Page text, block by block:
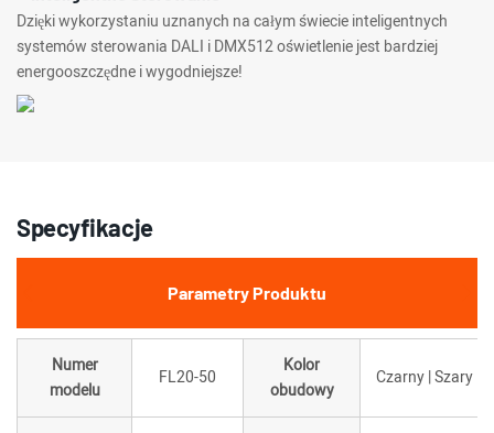
Dzięki wykorzystaniu uznanych na całym świecie inteligentnych
systemów sterowania DALI i DMX512 oświetlenie jest bardziej
energooszczędne i wygodniejsze!
Specyfikacje
Parametry Produktu
Numer
modelu
FL20-50
Kolor
obudowy
Czarny | Szary